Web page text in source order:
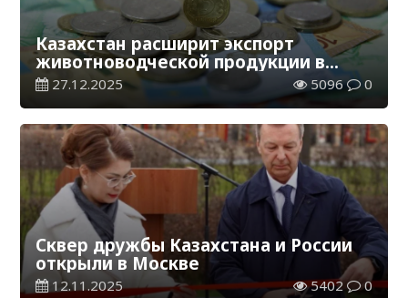
Казахстан расширит экспорт
животноводческой продукции в
Китай
27.12.2025 5096 0
Сквер дружбы Казахстана и России
открыли в Москве
12.11.2025 5402 0